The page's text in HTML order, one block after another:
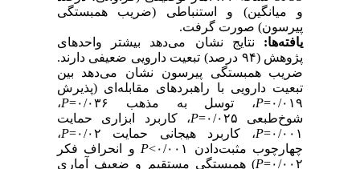
و میانگین) و استنباطی (ضریب همبستگی
پیرسون) صورت گرفت.
یافته‌ها: نتایج نشان می‌دهد بیشتر واحدهای
پژوهش (۹۴ درصد) تبعیت دارویی ضعیفی دارند.
ضریب همبستگی پیرسون نشان می‌دهد بین
تبعیت دارویی با راهبردهای مقابله‌ای (پذیرش
۰/۰۱۹=
P، توسل به مذهب ۰/۰۳۶= P،
شوخ‌طبعی ۰/۰۲۵=
P، کاربرد ابزاری حمایت
۰/۰۰۱=
P، کاربرد هیجانی حمایت ۰/۰۲= P،
چهارچوب مثبت‌دادن ۰/۰۰۱>
P و انحراف فکر
۰/۰۰۲=
P) همبستگی مستقیم و ضعیف آماری